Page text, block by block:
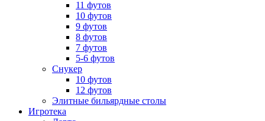
11 футов
10 футов
9 футов
8 футов
7 футов
5-6 футов
Снукер
10 футов
12 футов
Элитные бильярдные столы
Игротека